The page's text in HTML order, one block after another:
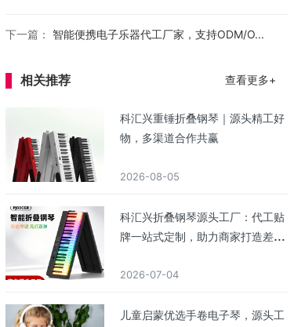
下一篇： 智能便携电子乐器代工厂家，支持ODM/O...
科汇兴重锤折叠钢琴｜源头精工好
物，多渠道合作共赢
2026-08-05
科汇兴折叠钢琴源头工厂：代工贴
牌一站式定制，助力商家打造差异
2026-07-04
儿童启蒙优选手卷电子琴，源头工
相关推荐 查看更多+